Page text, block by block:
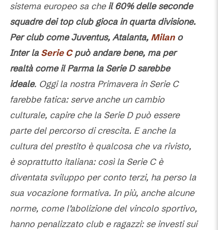
sistema europeo sa cheil 60% delle seconde
squadre dei top club gioca in quarta divisione.
Per club come Juventus, Atalanta, Milano
Inter la Serie Cpuò andare bene, ma per
realtà come il Parma la Serie D sarebbe
ideale. Oggi la nostra Primavera in Serie C
farebbe fatica: serve anche un cambio
culturale, capire che la Serie D può essere
parte del percorso di crescita. E anche la
cultura del prestito è qualcosa che va rivisto,
è soprattutto italiana: così la Serie C è
diventata sviluppo per conto terzi, ha perso la
sua vocazione formativa. In più, anche alcune
norme, come l’abolizione del vincolo sportivo,
hanno penalizzato club e ragazzi: se investi sui